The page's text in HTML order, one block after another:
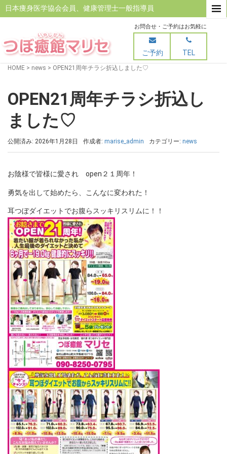
日本痩身医学協会会員、健康管理士一般指導員
お問合せ・ご予約はお気軽に
ご予約 TEL
HOME > news > OPEN21周年チラシ折込しました♡
OPEN21周年チラシ折込し
ました♡
公開済み: 2026年1月28日 作成者: marise_admin カテゴリー: news
お陰様で皆様に愛され open２１周年！
勇気を出して始めたら、こんなに変われた！
耳つぼダイエットでお腹らスッキリスリムに！！